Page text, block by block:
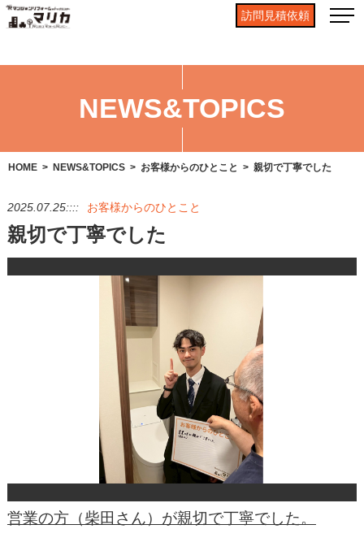
訪問見積依頼
NEWS&TOPICS
HOME NEWS&TOPICS お客様からのひとこと 親切で丁寧でした
2025.07.25:::: お客様からのひとこと
親切で丁寧でした
営業の方（柴田さん）が親切で丁寧でした。